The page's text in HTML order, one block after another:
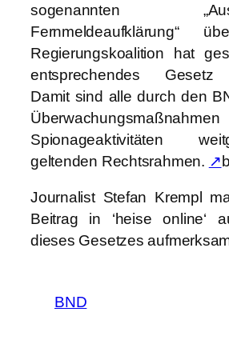
sogenannten
Fernmeldeaufklärung“
Regierungskoalition hat
entsprechendes Gesetz
Damit sind alle durch den
Spionageaktivitäten
geltenden Rechtsrahmen. ↗
Journalist Stefan Krempl
Beitrag in ‘heise online‘
dieses Gesetzes
BND